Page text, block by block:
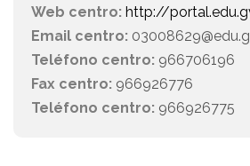
Web centro: http://
Email centro:
Teléfono centro: 966706196
Fax centro: 966926776
Teléfono centro: 966926775